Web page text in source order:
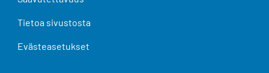
Tietoa sivustosta
Evästeasetukset